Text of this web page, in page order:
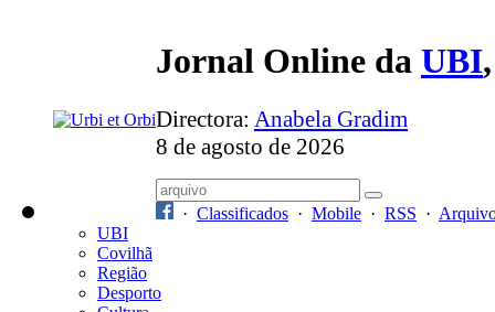
Jornal Online da UBI
Directora: Anabela Gradim
8 de agosto de 2026
· Classificados · Mobile · RSS ·
UBI
Covilhã
Região
Desporto